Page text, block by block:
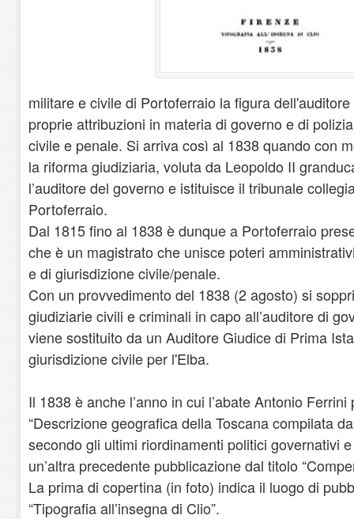
militare e civile di Portoferraio la figura
proprie attribuzioni in materia di governo e di
civile e penale. Si arriva così al 1838 quando con
la riforma giudiziaria, voluta da Leopoldo II
l’auditore del governo e istituisce il tribunale
Portoferraio.
Dal 1815 fino al 1838 è dunque a Portoferraio
che è un magistrato che unisce poteri
e di giurisdizione civile/penale.
Con un provvedimento del 1838 (2 agosto) si
giudiziarie civili e criminali in capo all’auditore di
viene sostituito da un Auditore Giudice di Prima
giurisdizione civile per l'Elba.
Il 1838 è anche l’anno in cui l’abate Antonio
“Descrizione geografica della Toscana compilata
secondo gli ultimi riordinamenti politici governativi
un’altra precedente pubblicazione dal titolo
La prima di copertina (in foto) indica il luogo di
“Tipografia all’insegna di Clio”.